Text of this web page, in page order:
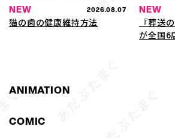
NEW 2026.08.07
猫の歯の健康維持方法
NEW
『葬送
が全国6
ANIMATION
COMIC